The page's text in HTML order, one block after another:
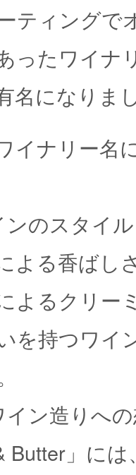
ティングで
ったワイナ
名になりま
イナリー名
ンのスタイ
よる香ばし
よるクリー
を持つワイ
イン造りへ
Butter」に